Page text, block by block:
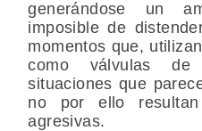
generándose un
imposible de
momentos que,
como válvulas
situaciones que
no por ello
agresivas.